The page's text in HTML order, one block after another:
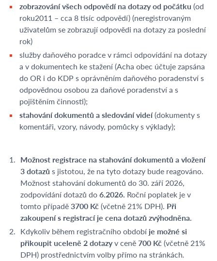
zobrazování všech odpovědí na dotazy od počátku (od
roku2011 – cca 8 tisíc odpovědí) (neregistrovaným
uživatelům se zobrazují odpovědi na dotazy za poslední
rok)
služby daňového poradce v rámci odpovídání na dotazy
a v dokumentech ke stažení (Acha obec účtuje zapsána
do OR i do KDP s oprávněním daňového poradenství s
odpovědnou osobou za daňové poradenství a s
pojištěním činnosti);
stahování dokumentů a sledování videí(dokumenty s
komentáři, vzory, návody, pomůcky s výklady);
Možnost registrace na stahování dokumentů a vložení
3 dotazů s jistotou, že na tyto dotazy bude reagováno.
Možnost stahování dokumentů do 30. září 2026,
zodpovídání dotazů do6.2026. Roční poplatek je v
tomto případě3700 Kč (včetně 21% DPH). Při
zakoupení s registrací je cena dotazů zvýhodněna.
Kdykoliv během registračního období je možné si
přikoupit uceleně 2 dotazyv ceně700 Kč (včetně 21%
DPH) prostřednictvím volby přímo na stránkách.